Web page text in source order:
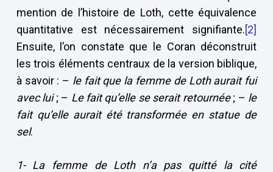
mention de l’histoire de Loth, cette équivalence
quantitative est nécessairement signifiante.[2]
Ensuite, l’on constate que le Coran déconstruit
les trois éléments centraux de la version biblique,
à savoir : – le fait que la femme de Loth aurait fui
avec lui; – Le fait qu’elle se serait retournée; – le
fait qu’elle aurait été transformée en statue de
sel.
1- La femme de Loth n’a pas quitté la cité